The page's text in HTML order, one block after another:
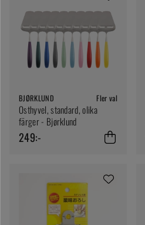
BJØRKLUND Fler val
Osthyvel, standard, olika
färger - Bjørklund
249:-